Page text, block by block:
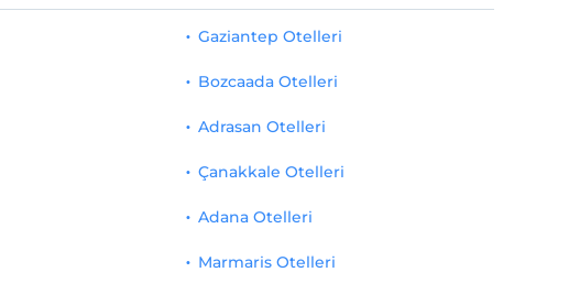
Gaziantep Otelleri
Bozcaada Otelleri
Adrasan Otelleri
Çanakkale Otelleri
Adana Otelleri
Marmaris Otelleri